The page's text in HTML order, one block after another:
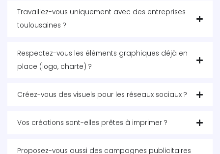
Travaillez-vous uniquement avec des entreprises
toulousaines ?
Respectez-vous les éléments graphiques déjà en
place (logo, charte) ?
Créez-vous des visuels pour les réseaux sociaux ?
Vos créations sont-elles prêtes à imprimer ?
Proposez-vous aussi des campagnes publicitaires